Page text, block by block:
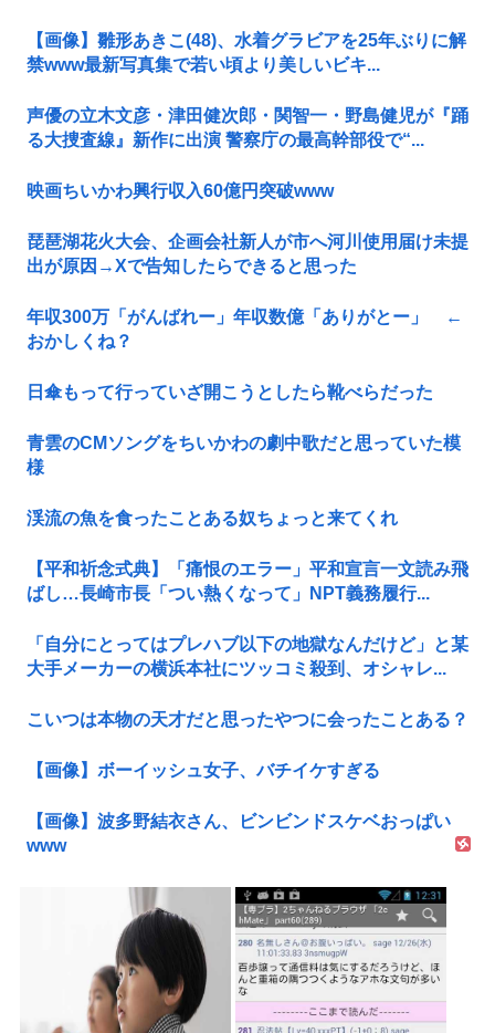
【画像】雛形あきこ(48)、水着グラビアを25年ぶりに解
禁www最新写真集で若い頃より美しいビキ...
声優の立木文彦・津田健次郎・関智一・野島健児が『踊
る大捜査線』新作に出演 警察庁の最高幹部役で“...
映画ちいかわ興行収入60億円突破www
琵琶湖花火大会、企画会社新人が市へ河川使用届け未提
出が原因→Xで告知したらできると思った
年収300万「がんばれー」年収数億「ありがとー」 ←
おかしくね？
日傘もって行っていざ開こうとしたら靴べらだった
青雲のCMソングをちいかわの劇中歌だと思っていた模
様
渓流の魚を食ったことある奴ちょっと来てくれ
【平和祈念式典】「痛恨のエラー」平和宣言一文読み飛
ばし…長崎市長「つい熱くなって」NPT義務履行...
「自分にとってはプレハブ以下の地獄なんだけど」と某
大手メーカーの横浜本社にツッコミ殺到、オシャレ...
こいつは本物の天才だと思ったやつに会ったことある？
【画像】ボーイッシュ女子、バチイケすぎる
【画像】波多野結衣さん、ビンビンドスケベおっぱい
www